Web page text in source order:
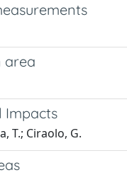
area
Impacts
T.; Ciraolo, G.